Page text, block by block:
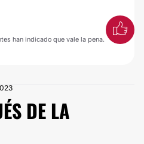
han indicado que vale la pena.
DE LA